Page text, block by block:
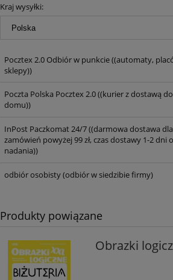
Kraj wysyłki:
Pocztex 2.0 Odbiór w punkcie((automaty,
sklepy))
Poczta Polska Pocztex 2.0((kurier z dostawą do
domu))
InPost Paczkomat 24/7((darmowa dostawa dla
zamówień powyżej 99 zł, czas dostawy 1-2 dni
nadania))
odbiór osobisty(odbiór w siedzibie firmy)
Produkty powiązane
Obrazki